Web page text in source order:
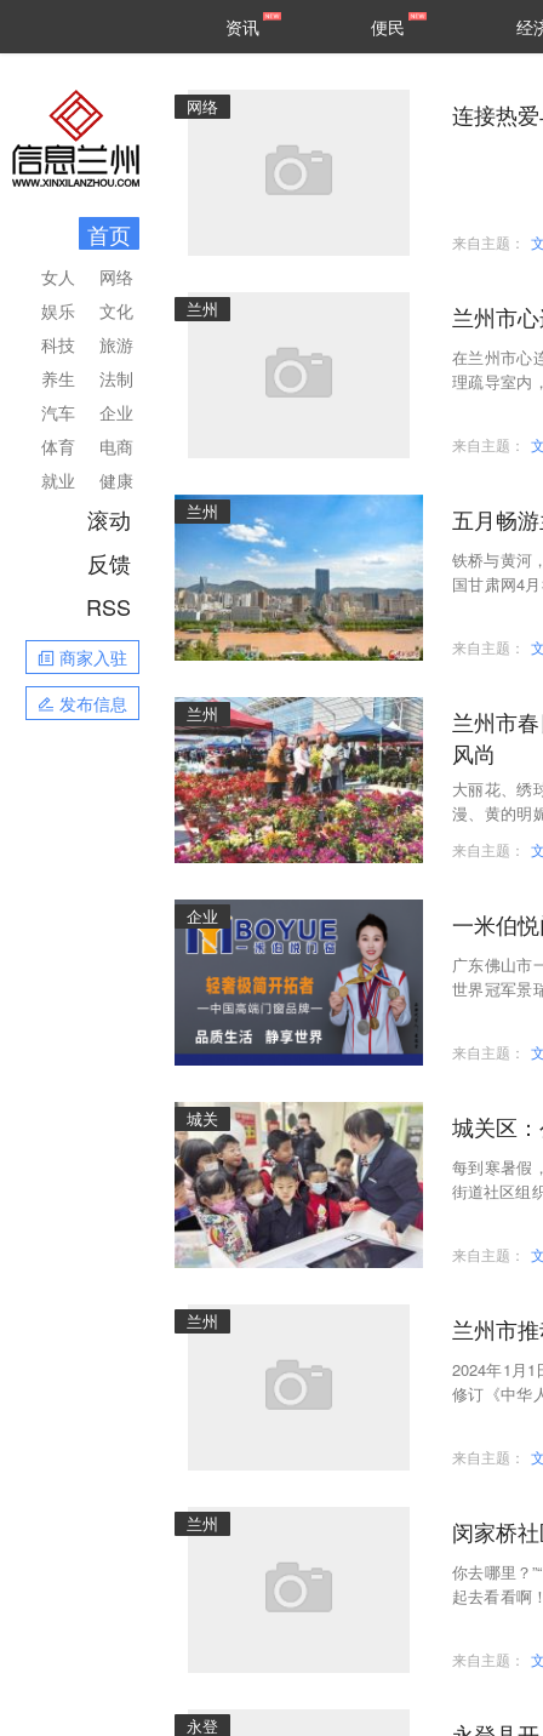
区县
资讯 便民 经
首页
网络
文化
旅游
法制
企业
电商
健康
女人
娱乐
科技
养生
汽车
体育
就业
滚动
反馈
RSS
商家入驻
发布信息
网络 连接热
来自主题：
兰州 兰州市
在兰州市心
理疏导室内
来自主题：
兰州 五月畅
铁桥与黄河
国甘肃网4
来自主题：
兰州
兰州市
风尚
大丽花、绣
漫、黄的明
来自主题：
企业 一米伯
广东佛山市
世界冠军景
来自主题：
城关 城关区
每到寒暑假
街道社区组
来自主题：
兰州 兰州市
2024年1月
修订《中华
来自主题：
兰州 闵家桥
你去哪里？
起去看看啊
来自主题：
永登